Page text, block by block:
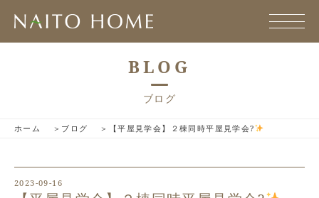
BLOG
ブログ
ホーム ブログ 【平屋見学会】２棟同時平屋見学会?
2023-09-16